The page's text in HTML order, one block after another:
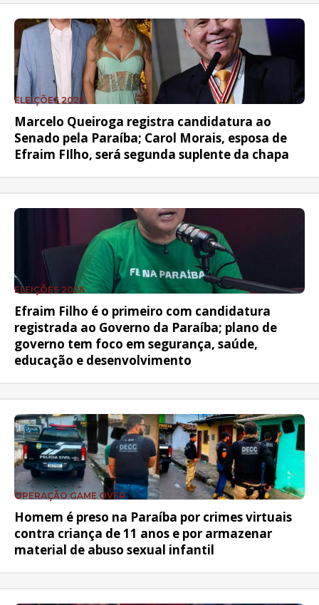
ELEIÇÕES 2026
Marcelo Queiroga registra candidatura ao
Senado pela Paraíba; Carol Morais, esposa de
Efraim FIlho, será segunda suplente da chapa
ELEIÇÕES 2026
Efraim Filho é o primeiro com candidatura
registrada ao Governo da Paraíba; plano de
governo tem foco em segurança, saúde,
educação e desenvolvimento
OPERAÇÃO GAME OVER
Homem é preso na Paraíba por crimes virtuais
contra criança de 11 anos e por armazenar
material de abuso sexual infantil